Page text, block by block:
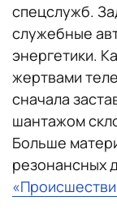
спецслужб.
служебные
энергетики.
жертвами
сначала
шантажом
Больше
резонансных